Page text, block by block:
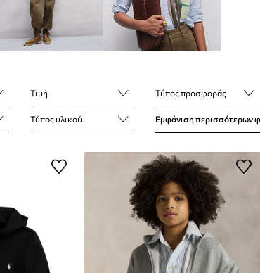
Τιμή Τύπος προσφοράς
Τύπος υλικού Εμφάνιση περισσότερων